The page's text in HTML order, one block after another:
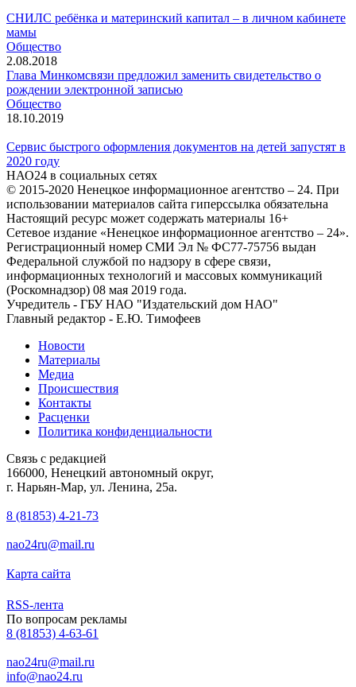
СНИЛС ребёнка и материнский капитал – в личном кабинете
мамы
Общество
2.08.2018
Глава Минкомсвязи предложил заменить свидетельство о
рождении электронной записью
Общество
18.10.2019
Сервис быстрого оформления документов на детей запустят в
2020 году
НАО24 в социальных сетях
© 2015-2020 Ненецкое информационное агентство – 24. При
использовании материалов сайта гиперссылка обязательна
Настоящий ресурс может содержать материалы 16+
Сетевое издание «Ненецкое информационное агентство – 24».
Регистрационный номер СМИ Эл № ФС77-75756 выдан
Федеральной службой по надзору в сфере связи,
информационных технологий и массовых коммуникаций
(Роскомнадзор) 08 мая 2019 года.
Учредитель - ГБУ НАО "Издательский дом НАО"
Главный редактор - Е.Ю. Тимофеев
Новости
Материалы
Медиа
Происшествия
Контакты
Расценки
Политика конфиденциальности
Связь с редакцией
166000, Ненецкий автономный округ,
г. Нарьян-Мар, ул. Ленина, 25а.
8 (81853) 4-21-73
nao24ru@mail.ru
Карта сайта
RSS-лента
По вопросам рекламы
8 (81853) 4-63-61
nao24ru@mail.ru
info@nao24.ru